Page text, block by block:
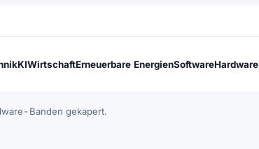
KIWirtschaftErneuerbare EnergienSoftwareHardware
Banden gekapert.